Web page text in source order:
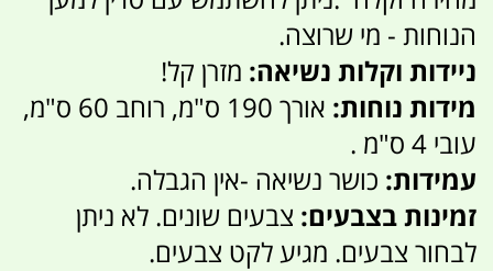
הנוחות - מי שרוצה.
ניידות וקלות נשיאה: מזרן קל!
מידות נוחות:
אורך 190 ס"מ, רוחב 60 ס"מ,
עובי 4 ס"מ .
עמידות: כושר נשיאה -אין הגבלה.
זמינות בצבעים: צבעים שונים. לא ניתן
לבחור צבעים. מגיע לקט צבעים.